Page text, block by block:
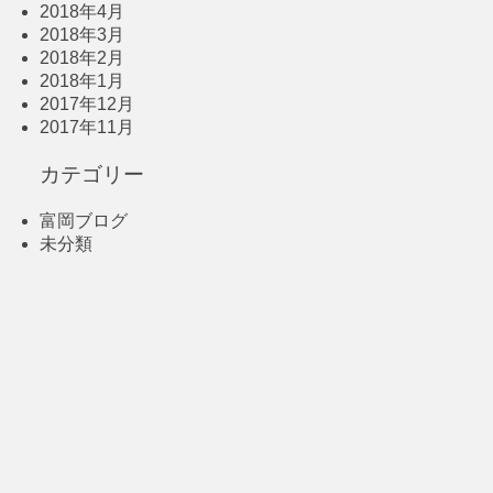
2018年4月
2018年3月
2018年2月
2018年1月
2017年12月
2017年11月
カテゴリー
富岡ブログ
未分類